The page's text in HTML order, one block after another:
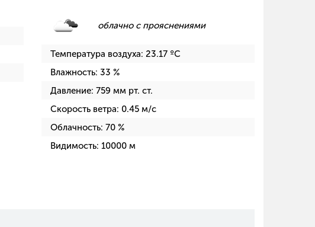
облачно с прояснениями
Температура воздуха: 23.17 ºC
Влажность: 33 %
Давление: 759 мм рт. ст.
Скорость ветра: 0.45 м/с
Облачность: 70 %
Видимость: 10000 м